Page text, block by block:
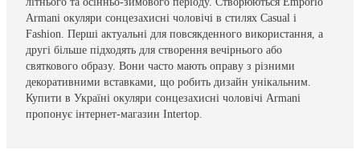
Armani окуляри сонцезахисні чоловічі в стилях Casual і
Fashion. Перші актуальні для повсякденного використання, а
другі більше підходять для створення вечірнього або
святкового образу. Вони часто мають оправу з різними
декоративними вставками, що робить дизайн унікальним.
Купити в Україні окуляри сонцезахисні чоловічі Armani
пропонує інтернет-магазин Intertop.